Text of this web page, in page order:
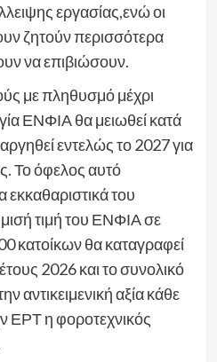
εργασίας,ενώ οι
ζητούν περισσότερα
να επιβιώσουν.
με πληθυσμό μέχρι
ΕΝΦΙΑ θα μειωθεί κατά
εντελώς το 2027 για
Το όφελος αυτό
εκκαθαριστικά του
τιμή του ΕΝΦΙΑ σε
κατοίκων θα καταγραφεί
2026 και το συνολικό
αντικειμενική αξία κάθε
ΕΡΤ η φοροτεχνικός